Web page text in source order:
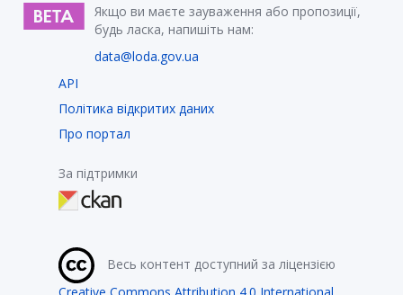
Якщо ви маєте зауваження або пропозиції,
будь ласка, напишіть нам:
data@loda.gov.ua
API
Політика відкритих даних
Про портал
За підтримки
Весь контент доступний за ліцензією